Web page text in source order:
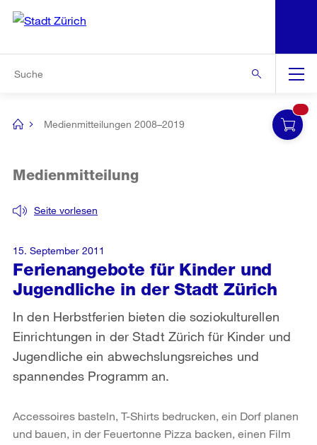
Navigation
[no
Medienmitteilungen 2008–2019
Ferienangebote für Kinder und
Jugendliche in der Stadt Zürich
Seite vorlesen
Medienmitteilung
In den Herbstferien bieten die soziokulturellen
Einrichtungen in der Stadt Zürich für Kinder und
Jugendliche ein abwechslungsreiches und
spannendes Programm an.
15. September 2011
Accessoires basteln, T-Shirts bedrucken, ein Dorf planen
und bauen, in der Feuertonne Pizza backen, einen Film